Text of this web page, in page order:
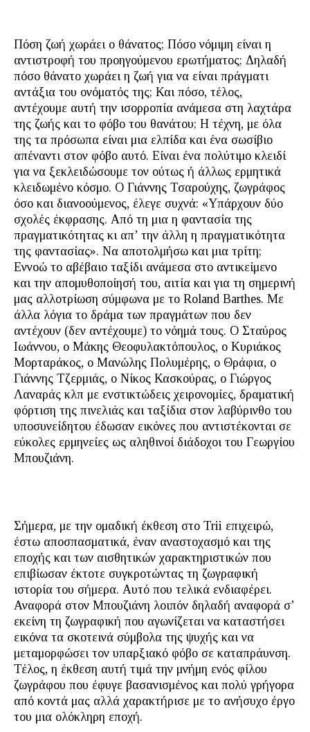
Πόση ζωή χωράει ο θάνατος; Πόσο νόμιμη είναι η
αντιστροφή του προηγούμενου ερωτήματος; Δηλαδή
πόσο θάνατο χωράει η ζωή για να είναι πράγματι
αντάξια του ονόματός της; Και πόσο, τέλος,
αντέχουμε αυτή την ισορροπία ανάμεσα στη λαχτάρα
της ζωής και το φόβο του θανάτου; Η τέχνη, με όλα
της τα πρόσωπα είναι μια ελπίδα και ένα σωσίβιο
απέναντι στον φόβο αυτό. Είναι ένα πολύτιμο κλειδί
για να ξεκλειδώσουμε τον ούτως ή άλλως ερμητικά
κλειδωμένο κόσμο. Ο Γιάννης Τσαρούχης, ζωγράφος
όσο και διανοούμενος, έλεγε συχνά: «Υπάρχουν δύο
σχολές έκφρασης. Από τη μια η φαντασία της
πραγματικότητας κι απ’ την άλλη η πραγματικότητα
της φαντασίας». Να αποτολμήσω και μια τρίτη;
Εννοώ το αβέβαιο ταξίδι ανάμεσα στο αντικείμενο
και την απομυθοποίησή του, αιτία και για τη σημερινή
μας αλλοτρίωση σύμφωνα με το Roland Barthes. Με
άλλα λόγια το δράμα των πραγμάτων που δεν
αντέχουν (δεν αντέχουμε) το νόημά τους. Ο Σταύρος
Ιωάννου, ο Μάκης Θεοφυλακτόπουλος, ο Κυριάκος
Μορταράκος, ο Μανώλης Πολυμέρης, ο Θράφια, ο
Γιάννης Τζερμιάς, ο Νίκος Κασκούρας, ο Γιώργος
Λαναράς κλπ με ενστικτώδεις χειρονομίες, δραματική
φόρτιση της πινελιάς και ταξίδια στον λαβύρινθο του
υποσυνείδητου έδωσαν εικόνες που αντιστέκονται σε
εύκολες ερμηνείες ως αληθινοί διάδοχοι του Γεωργίου
Μπουζιάνη.
Σήμερα, με την ομαδική έκθεση στο Trii επιχειρώ,
έστω αποσπασματικά, έναν αναστοχασμό και της
εποχής και των αισθητικών χαρακτηριστικών που
επιβίωσαν έκτοτε συγκροτώντας τη ζωγραφική
ιστορία του σήμερα. Αυτό που τελικά ενδιαφέρει.
Αναφορά στον Μπουζιάνη λοιπόν δηλαδή αναφορά σ’
εκείνη τη ζωγραφική που αγωνίζεται να καταστήσει
εικόνα τα σκοτεινά σύμβολα της ψυχής και να
μεταμορφώσει τον υπαρξιακό φόβο σε καταπράυνση.
Τέλος, η έκθεση αυτή τιμά την μνήμη ενός φίλου
ζωγράφου που έφυγε βασανισμένος και πολύ γρήγορα
από κοντά μας αλλά χαρακτήρισε με το ανήσυχο έργο
του μια ολόκληρη εποχή.